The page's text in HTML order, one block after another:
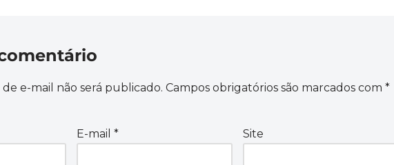
e-mail não será publicado. Campos obrigatórios são marcados com *
E-mail * Site